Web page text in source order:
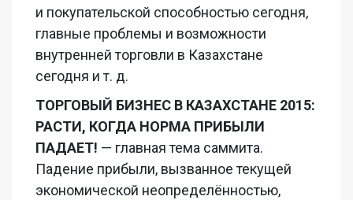
и покупательской способностью сегодня,
главные проблемы и возможности
внутренней торговли в Казахстане
сегодня и т. д.
ТОРГОВЫЙ БИЗНЕС В КАЗАХСТАНЕ 2015:
РАСТИ, КОГДА НОРМА ПРИБЫЛИ
ПАДАЕТ! — главная тема саммита.
Падение прибыли, вызванное текущей
экономической неопределённостью,